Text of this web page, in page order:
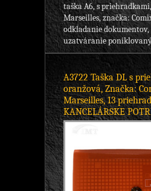
taška A6, s
Marseilles, značka:
odkladanie dokumentov,
uzatváranie
A3722 Taška DL s
oranžová, Značka:
Marseilles, 13
KANCELÁRSKE